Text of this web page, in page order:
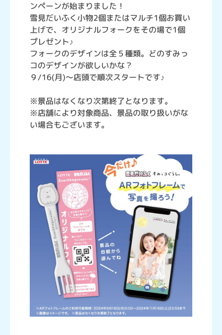
ンペーンが始まりました！
雪見だいふく小物2個またはマルチ1個お買い
上げで、オリジナルフォークをその場で1個
プレゼント♪
フォークのデザインは全５種類。どのすみっ
コのデザインが欲しいかな？
９/16(月)～店頭で順次スタートです♪
※景品はなくなり次第終了となります。
※店舗により対象商品、景品の取り扱いがな
い場合もございます。